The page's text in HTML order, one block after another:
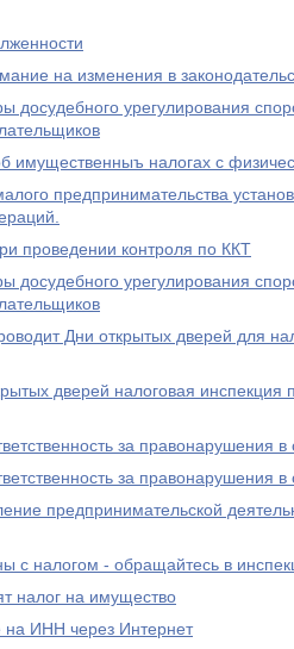
на изменения в
досудебного урегулирования
имущественныъ налогах с
предпринимательства
проведении контроля по ККТ
досудебного урегулирования
Дни открытых дверей для
дверей налоговая инспекция
за правонарушения
за правонарушения
предпринимательской
с налогом - обращайтесь в
налог на имущество
ИНН через Интернет